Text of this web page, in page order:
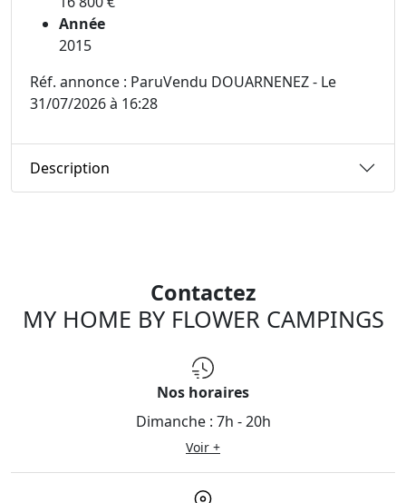
Année
2015
Réf. annonce : ParuVendu DOUARNENEZ - Le
31/07/2026 à 16:28
Description
Contactez
MY HOME BY FLOWER CAMPINGS
Nos horaires
Dimanche : 7h - 20h
Voir +